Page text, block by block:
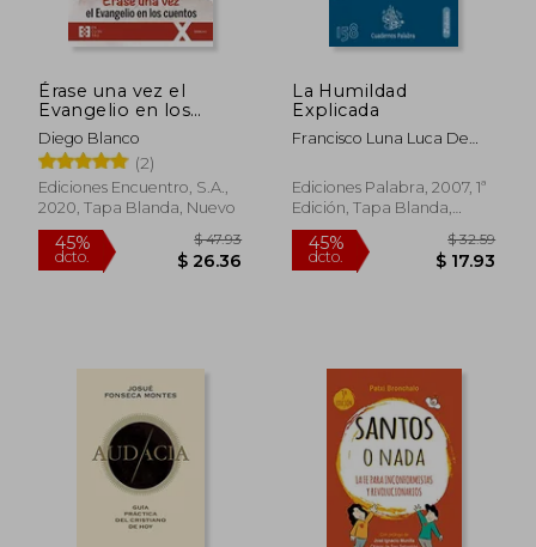
45%
dcto. $ 26.25
45%
dcto.
Érase una vez el
Evangelio en los
Cuentos
Diego Blanco
(2)
Ediciones Encuentro, S.A.,
2020, Tapa Blanda, Nuevo
La Humildad
Explicada
Francisco Luna Luca De
Ediciones Palabra, 2007, 1ª
Edición, Tapa Blanda,
Nuevo